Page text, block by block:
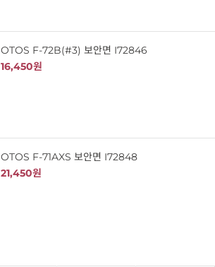
OTOS F-72B(#3) 보안면 I72846
16,450원
OTOS F-71AXS 보안면 I72848
21,450원